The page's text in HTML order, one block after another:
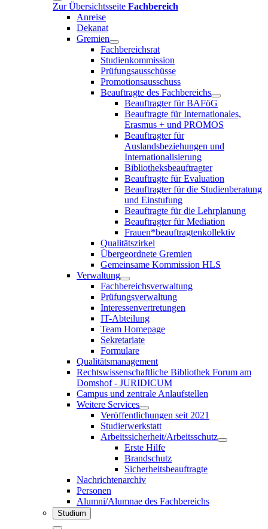
Zur Übersichtsseite Fachbereich
Anreise
Dekanat
Gremien
Fachbereichsrat
Studienkommission
Prüfungsausschüsse
Promotionsausschuss
Beauftragte des Fachbereichs
Beauftragter für BAFöG
Beauftragte für Internationales,
Erasmus + und PROMOS
Beauftragter für
Auslandsbeziehungen und
Internationalisierung
Bibliotheksbeauftragter
Beauftragte für Evaluation
Beauftragter für die Studienberatung
und Einstufung
Beauftragte für die Lehrplanung
Beauftragter für Mediation
Frauen*beauftragtenkollektiv
Qualitätszirkel
Übergeordnete Gremien
Gemeinsame Kommission HLS
Verwaltung
Fachbereichsverwaltung
Prüfungsverwaltung
Interessenvertretungen
IT-Abteilung
Team Homepage
Sekretariate
Formulare
Qualitätsmanagement
Rechtswissenschaftliche Bibliothek Forum am
Domshof - JURIDICUM
Campus und zentrale Anlaufstellen
Weitere Services
Veröffentlichungen seit 2021
Studierwerkstatt
Arbeitssicherheit/Arbeitsschutz
Erste Hilfe
Brandschutz
Sicherheitsbeauftragte
Nachrichtenarchiv
Personen
Alumni/Alumnae des Fachbereichs
Studium